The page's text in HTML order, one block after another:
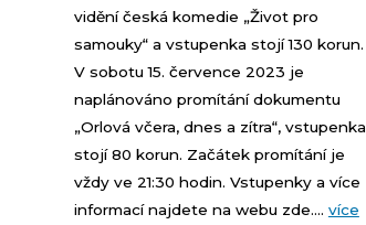
vidění česká komedie „Život pro
samouky“ a vstupenka stojí 130 korun.
V sobotu 15. července 2023 je
naplánováno promítání dokumentu
„Orlová včera, dnes a zítra“, vstupenka
stojí 80 korun. Začátek promítání je
vždy ve 21:30 hodin. Vstupenky a více
informací najdete na webu zde.... více